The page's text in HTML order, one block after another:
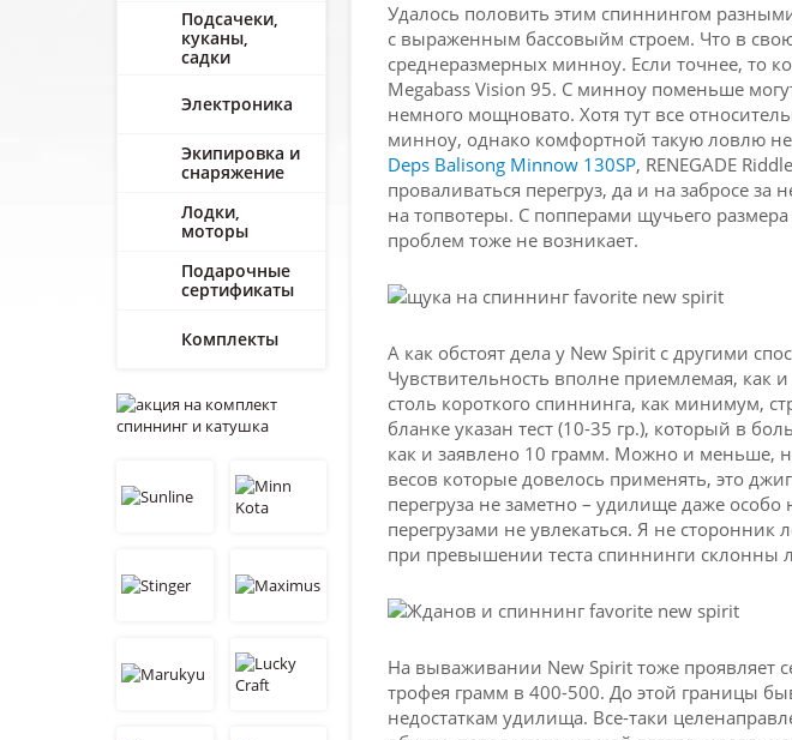
Удалось половить этим спиннингом
с выраженным бассовыйм строем. Что в
среднеразмерных минноу. Если точнее, то
Megabass Vision 95. С минноу поменьше
немного мощновато. Хотя тут все
минноу, однако комфортной такую ловлю
Deps Balisong Minnow 130SP, RENEGADE
проваливаться перегруз, да и на забросе
на топвотеры. С попперами щучьего
проблем тоже не возникает.
А как обстоят дела у New Spirit с другими
Чувствительность вполне приемлемая, как
столь короткого спиннинга, как минимум,
бланке указан тест (10-35 гр.), который в
как и заявлено 10 грамм. Можно и меньше,
весов которые довелось применять, это
перегруза не заметно – удилище даже
перегрузами не увлекаться. Я не сторонник
при превышении теста спиннинги склонны
На вываживании New Spirit тоже проявляет
трофея грамм в 400-500. До этой границы
недостаткам удилища. Все-таки
Подсачеки,
куканы,
садки
Электроника
Экипировка и
снаряжение
Лодки,
моторы
Подарочные
сертификаты
Комплекты